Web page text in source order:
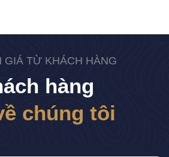
GIÁ TỪ KHÁCH HÀNG
hàng
chúng tôi